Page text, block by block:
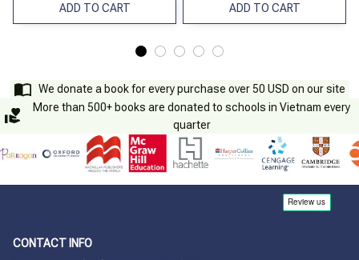
ADD TO CART ADD TO CART
We donate a book for every purchase over 50 USD on our site
More than 500+ books are donated to schools in Vietnam every
quarter
CONTACT INFO